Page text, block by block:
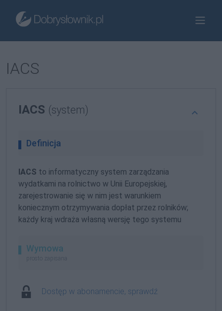
IACS
IACS (system)
Definicja
IACS to informatyczny system zarządzania
wydatkami na rolnictwo w Unii Europejskiej,
zarejestrowanie się w nim jest warunkiem
koniecznym otrzymywania dopłat przez rolników;
każdy kraj wdraża własną wersję tego systemu
Wymowa
prosto zapisana
Dostęp w abonamencie, sprawdź